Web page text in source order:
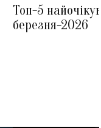
Топ-5
березня-2026